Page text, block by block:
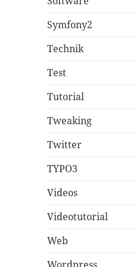
Symfony2
Technik
Test
Tutorial
Tweaking
Twitter
TYPO3
Videos
Videotutorial
Web